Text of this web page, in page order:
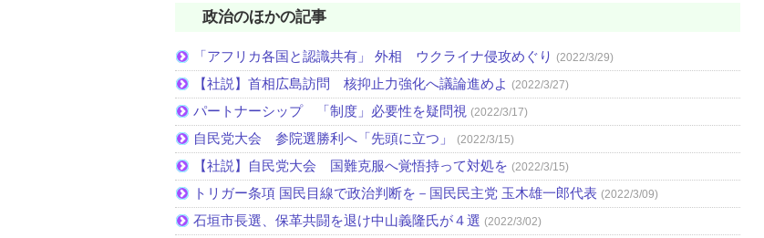
政治のほかの記事
「アフリカ各国と認識共有」 外相 ウクライナ侵攻めぐり (2022/3/29)
【社説】首相広島訪問 核抑止力強化へ議論進めよ (2022/3/27)
パートナーシップ 「制度」必要性を疑問視 (2022/3/17)
自民党大会 参院選勝利へ「先頭に立つ」 (2022/3/15)
【社説】自民党大会 国難克服へ覚悟持って対処を (2022/3/15)
トリガー条項 国民目線で政治判断を－国民民主党 玉木雄一郎代表 (2022/3/09)
石垣市長選、保革共闘を退け中山義隆氏が４選 (2022/3/02)